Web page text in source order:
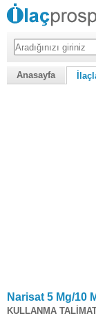
Anasayfa
Narisat 5 Mg/10
KULLANMA